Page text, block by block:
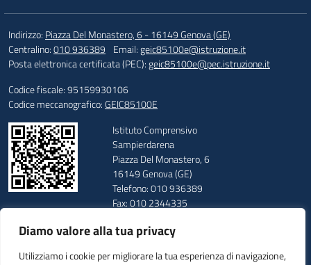
Diamo valore alla tua privacy
Utilizziamo i cookie per migliorare la tua esperienza di navigazione,
Indirizzo: Piazza Del Monastero, 6 - 16149 Genova (GE)
Centralino:010 936389 Email:geic85100e@istruzione.it
Posta elettronica certificata (PEC):geic85100e@pec.istruzione.it
Codice fiscale: 95159930106
Codice meccanografico:GEIC85100E
Istituto Comprensivo
Sampierdarena
Piazza Del Monastero, 6
16149 Genova (GE)
Telefono: 010 936389
Fax: 010 2344335
PEC: geic85100e@pec.istruzione.it
Codice Fiscale: 95159930106